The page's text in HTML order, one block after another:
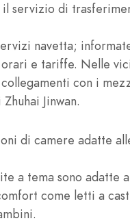
servizio di
navetta;
e tariffe. Nelle
con i
Jinwan.
di camere adatte
a tema sono adatte
come letti a